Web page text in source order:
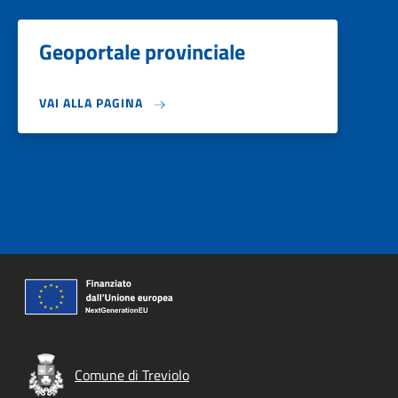
Geoportale provinciale
VAI ALLA PAGINA
Comune di Treviolo